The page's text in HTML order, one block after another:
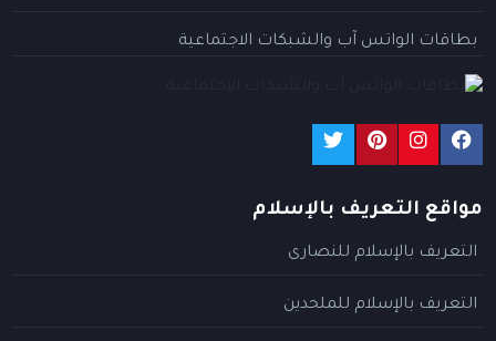
بطاقات الواتس آب والشبكات الاجتماعية
مواقع التعريف بالإسلام
التعريف بالإسلام للنصارى
التعريف بالإسلام للملحدين